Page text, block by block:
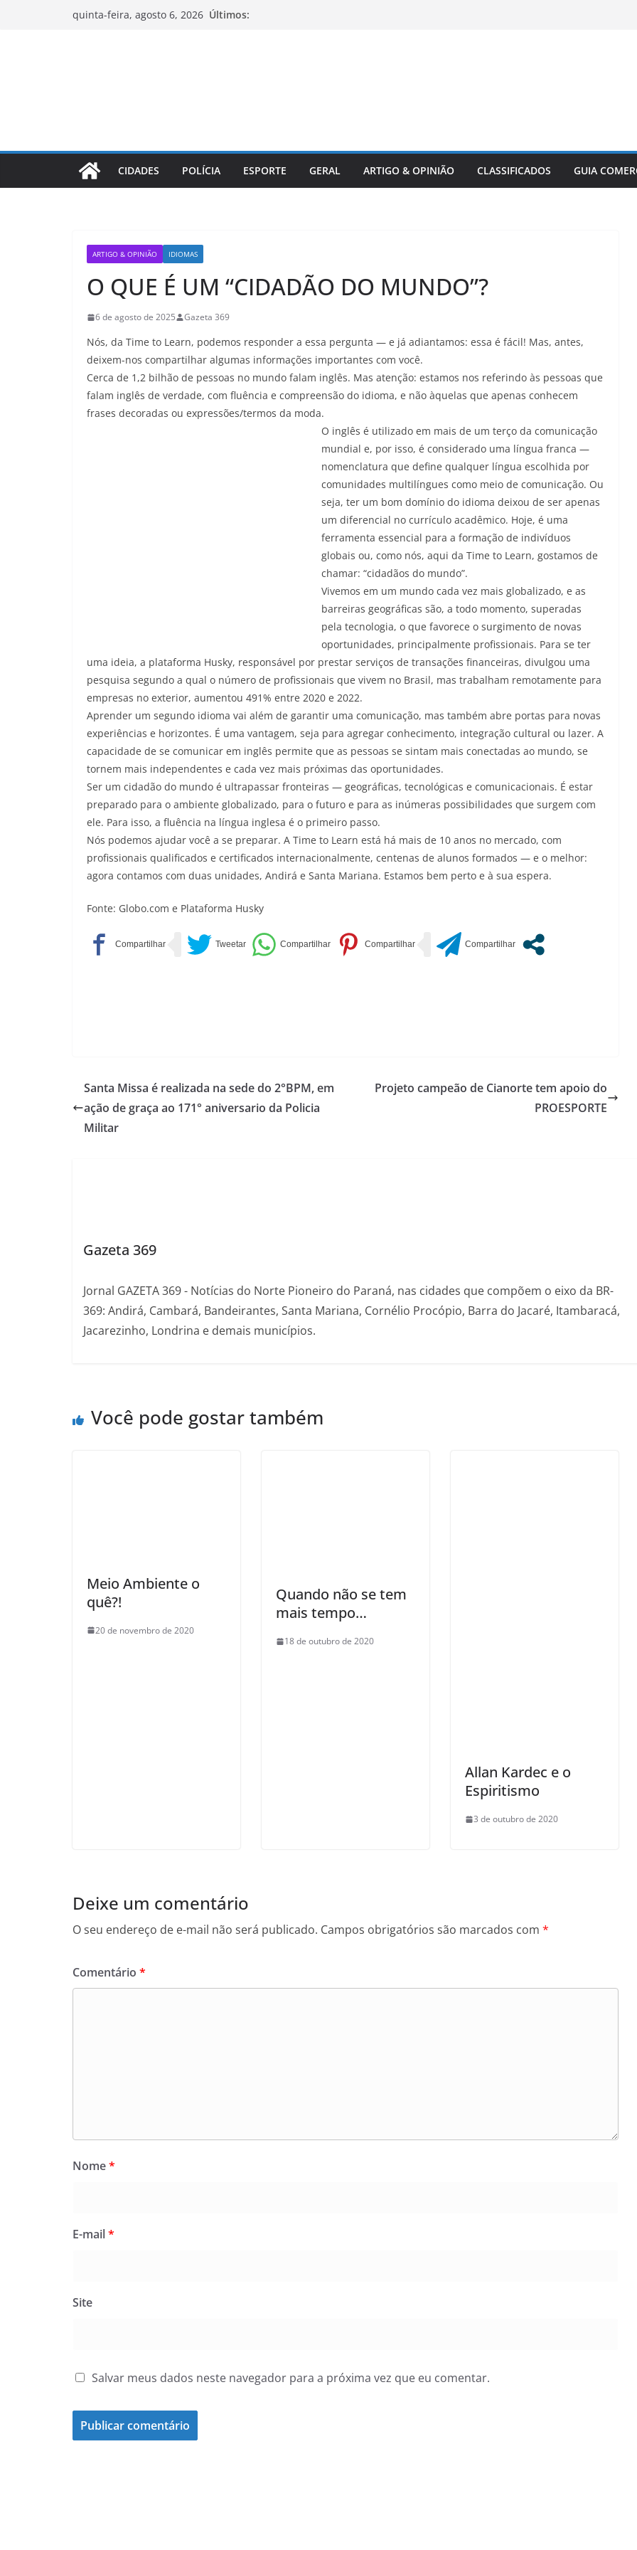
quinta-feira, agosto 6, 2026 Últimos:
CIDADES POLÍCIA ESPORTE GERAL ARTIGO & OPINIÃO CLASSIFICADOS GUIA
ARTIGO & OPINIÃO IDIOMAS
O QUE É UM “CIDADÃO DO MUNDO”?
6 de agosto de 2025 Gazeta 369
Nós, da Time to Learn, podemos responder a essa pergunta — e já adiantamos: essa é fácil! Mas, antes,
deixem-nos compartilhar algumas informações importantes com você.
Cerca de 1,2 bilhão de pessoas no mundo falam inglês. Mas atenção: estamos nos referindo às pessoas que
falam inglês de verdade, com fluência e compreensão do idioma, e não àquelas que apenas conhecem
frases decoradas ou expressões/termos da moda.
O inglês é utilizado em mais de um terço da comunicação
mundial e, por isso, é considerado uma língua franca —
nomenclatura que define qualquer língua escolhida por
comunidades multilíngues como meio de comunicação. Ou
seja, ter um bom domínio do idioma deixou de ser apenas
um diferencial no currículo acadêmico. Hoje, é uma
ferramenta essencial para a formação de indivíduos
globais ou, como nós, aqui da Time to Learn, gostamos de
chamar: “cidadãos do mundo”.
Vivemos em um mundo cada vez mais globalizado, e as
barreiras geográficas são, a todo momento, superadas
pela tecnologia, o que favorece o surgimento de novas
oportunidades, principalmente profissionais. Para se ter
uma ideia, a plataforma Husky, responsável por prestar serviços de transações financeiras, divulgou uma
pesquisa segundo a qual o número de profissionais que vivem no Brasil, mas trabalham remotamente para
empresas no exterior, aumentou 491% entre 2020 e 2022.
Aprender um segundo idioma vai além de garantir uma comunicação, mas também abre portas para novas
experiências e horizontes. É uma vantagem, seja para agregar conhecimento, integração cultural ou lazer. A
capacidade de se comunicar em inglês permite que as pessoas se sintam mais conectadas ao mundo, se
tornem mais independentes e cada vez mais próximas das oportunidades.
Ser um cidadão do mundo é ultrapassar fronteiras — geográficas, tecnológicas e comunicacionais. É estar
preparado para o ambiente globalizado, para o futuro e para as inúmeras possibilidades que surgem com
ele. Para isso, a fluência na língua inglesa é o primeiro passo.
Nós podemos ajudar você a se preparar. A Time to Learn está há mais de 10 anos no mercado, com
profissionais qualificados e certificados internacionalmente, centenas de alunos formados — e o melhor:
agora contamos com duas unidades, Andirá e Santa Mariana. Estamos bem perto e à sua espera.
Fonte: Globo.com e Plataforma Husky
Santa Missa é realizada na sede do 2°BPM, em
ação de graça ao 171° aniversario da Policia
Militar
Projeto campeão de Cianorte tem apoio do
PROESPORTE
Gazeta 369
Jornal GAZETA 369 - Notícias do Norte Pioneiro do Paraná, nas cidades que compõem o eixo da BR-
369: Andirá, Cambará, Bandeirantes, Santa Mariana, Cornélio Procópio, Barra do Jacaré, Itambaracá,
Jacarezinho, Londrina e demais municípios.
Você pode gostar também
Meio Ambiente o
quê?!
20 de novembro de 2020
Quando não se tem
mais tempo…
18 de outubro de 2020
Allan Kardec e o
Espiritismo
3 de outubro de 2020
Deixe um comentário
O seu endereço de e-mail não será publicado. Campos obrigatórios são marcados com *
Comentário *
Nome*
E-mail*
Site
Salvar meus dados neste navegador para a próxima vez que eu comentar.